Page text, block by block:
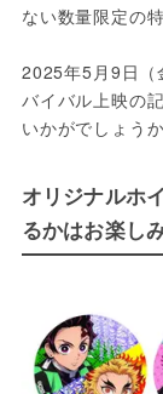
ない数量限定の
2025年5月9日（
バイバル上映の
いかがでしょうか
オリジナルホ
るかはお楽し